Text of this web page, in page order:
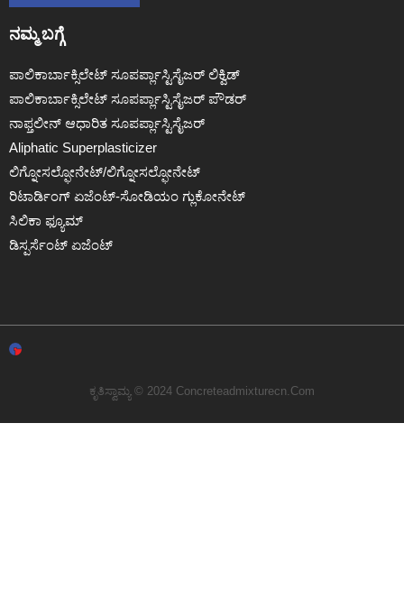
ನಮ್ಮ ಬಗ್ಗೆ
ಪಾಲಿಕಾರ್ಬಾಕ್ಸಿಲೇಟ್ ಸೂಪರ್ಪ್ಲಾಸ್ಟಿಸೈಜರ್ ಲಿಕ್ವಿಡ್
ಪಾಲಿಕಾರ್ಬಾಕ್ಸಿಲೇಟ್ ಸೂಪರ್ಪ್ಲಾಸ್ಟಿಸೈಜರ್ ಪೌಡರ್
ನಾಫ್ತಲೀನ್ ಆಧಾರಿತ ಸೂಪರ್ಪ್ಲಾಸ್ಟಿಸೈಜರ್
Aliphatic Superplasticizer
ಲಿಗ್ನೋಸಲ್ಫೋನೇಟ್/ಲಿಗ್ನೋಸಲ್ಫೋನೇಟ್
ರಿಟಾರ್ಡಿಂಗ್ ಏಜೆಂಟ್-ಸೋಡಿಯಂ ಗ್ಲುಕೋನೇಟ್
ಸಿಲಿಕಾ ಫ್ಯೂಮ್
ಡಿಸ್ಪರ್ಸೆಂಟ್ ಏಜೆಂಟ್
ಕೃತಿಸ್ವಾಮ್ಯ © 2024 Concreteadmixturecn.com